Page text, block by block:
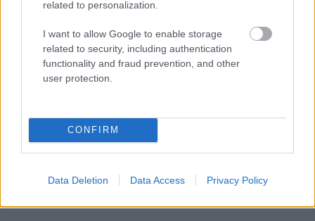
related to personalization.
I want to allow Google to enable storage
related to security, including authentication
functionality and fraud prevention, and other
user protection.
CONFIRM
Data Deletion Data Access Privacy Policy